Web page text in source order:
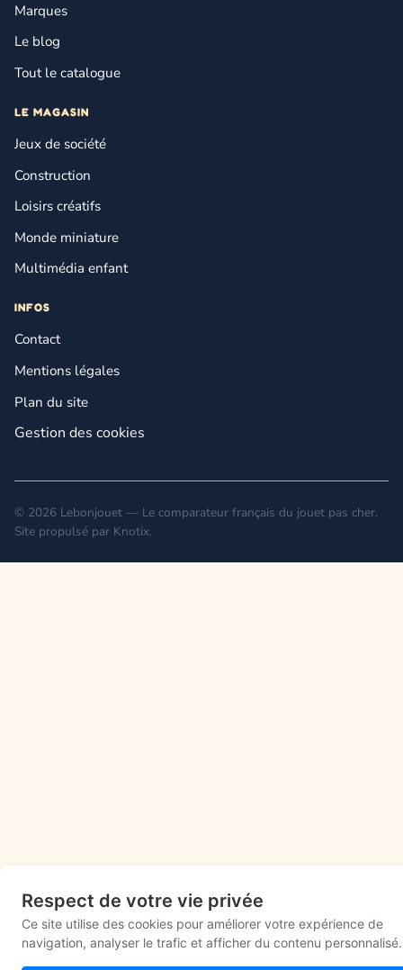
Respect de votre vie privée
Ce site utilise des cookies pour améliorer votre expérience de
navigation, analyser le trafic et afficher du contenu personnalisé.
Marques
Le blog
Tout le catalogue
LE MAGASIN
Jeux de société
Construction
Loisirs créatifs
Monde miniature
Multimédia enfant
INFOS
Contact
Mentions légales
Plan du site
Gestion des cookies
© 2026 Lebonjouet — Le comparateur français du jouet pas cher.
Site propulsé par Knotix.